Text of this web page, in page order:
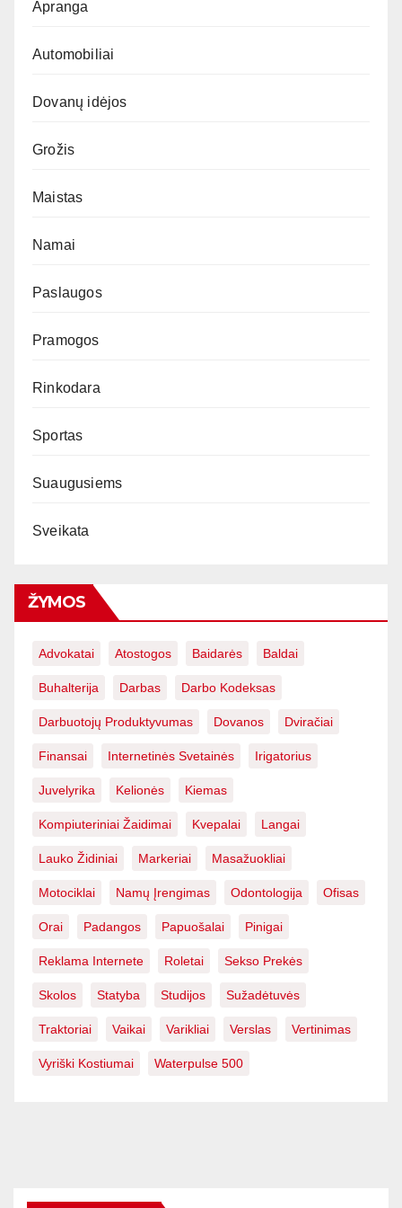
Apranga
Automobiliai
Dovanų idėjos
Grožis
Maistas
Namai
Paslaugos
Pramogos
Rinkodara
Sportas
Suaugusiems
Sveikata
ŽYMOS
Advokatai Atostogos Baidarės Baldai
Buhalterija Darbas Darbo Kodeksas
Darbuotojų Produktyvumas Dovanos Dviračiai
Finansai Internetinės Svetainės Irigatorius
Juvelyrika Kelionės Kiemas
Kompiuteriniai Žaidimai Kvepalai Langai
Lauko Židiniai Markeriai Masažuokliai
Motociklai Namų Įrengimas Odontologija Ofisas
Orai Padangos Papuošalai Pinigai
Reklama Internete Roletai Sekso Prekės
Skolos Statyba Studijos Sužadėtuvės
Traktoriai Vaikai Varikliai Verslas Vertinimas
Vyriški Kostiumai Waterpulse 500